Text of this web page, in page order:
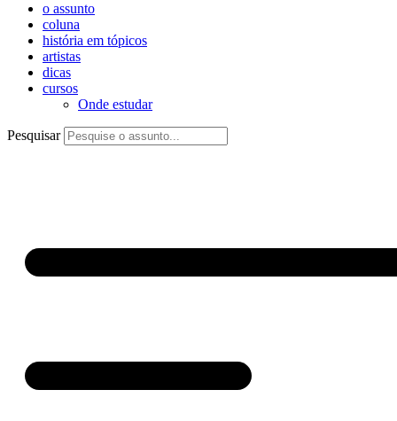
o assunto
coluna
história em tópicos
artistas
dicas
cursos
Onde estudar
Pesquisar